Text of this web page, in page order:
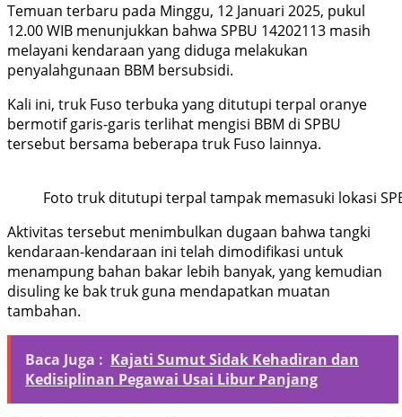
Temuan terbaru pada Minggu, 12 Januari 2025, pukul
12.00 WIB menunjukkan bahwa SPBU 14202113 masih
melayani kendaraan yang diduga melakukan
penyalahgunaan BBM bersubsidi.
Kali ini, truk Fuso terbuka yang ditutupi terpal oranye
bermotif garis-garis terlihat mengisi BBM di SPBU
tersebut bersama beberapa truk Fuso lainnya.
Foto truk ditutupi terpal tampak memasuki lokasi
Aktivitas tersebut menimbulkan dugaan bahwa tangki
kendaraan-kendaraan ini telah dimodifikasi untuk
menampung bahan bakar lebih banyak, yang kemudian
disuling ke bak truk guna mendapatkan muatan
tambahan.
Baca Juga : Kajati Sumut Sidak Kehadiran dan
Kedisiplinan Pegawai Usai Libur Panjang